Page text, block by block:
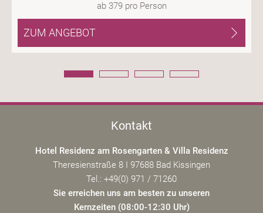
ab 379 pro Person
ZUM ANGEBOT
Kontakt
Hotel Residenz am Rosengarten & Villa Residenz
Theresienstraße 8 I 97688 Bad Kissingen
Tel.: +49(0) 971 / 71260
Sie erreichen uns am besten zu unseren
Kernzeiten (08:00-12:30 Uhr)